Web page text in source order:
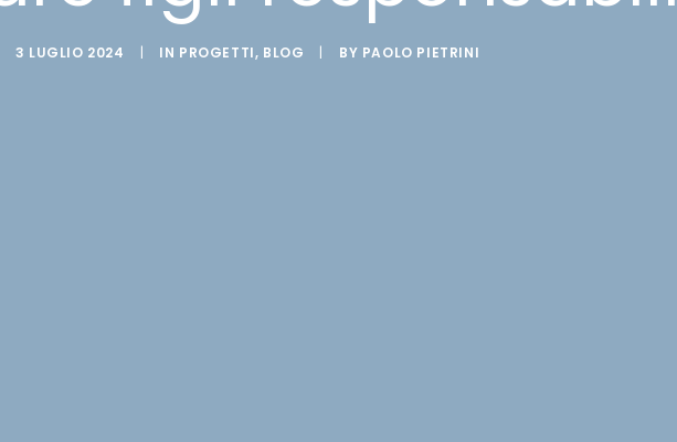
3 LUGLIO 2024 | IN PROGETTI, BLOG | BY PAOLO PIETRINI